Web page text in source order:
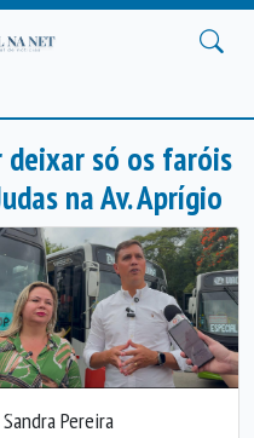
deixar só os faróis
na Av. Aprígio
Sandra Pereira